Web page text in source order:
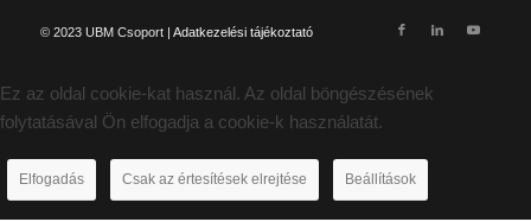
© 2023 UBM Csoport | Adatkezelési tájékoztató
Ez az oldal cookie-kat használ. Az oldal böngészésének
folytatásával Ön elfogadja a cookie-k használatát.
Elfogadás Csak az értesítések elrejtése Beállítások